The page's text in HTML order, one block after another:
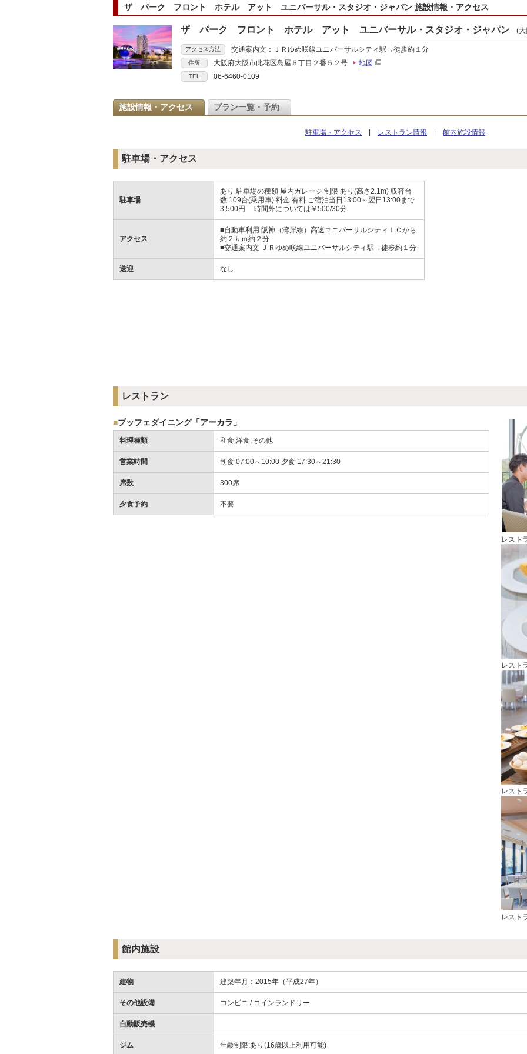
ザ パーク フロント ホテル アット ユニバーサル・スタジオ・ジャパン 施設情報・アクセス
ザ パーク フロント ホテル アット ユニバーサル・スタジオ・ジャパン (
アクセス方法 交通案内文：ＪＲゆめ咲線ユニバーサルシティ駅→徒歩約１分
住所 大阪府大阪市此花区島屋６丁目２番５２号 地図
TEL 06-6460-0109
施設情報・アクセス プラン一覧・予約
駐車場・アクセス レストラン情報 館内施設情報
駐車場・アクセス
駐車場
あり 駐車場の種類 屋内ガレージ 制限 あり(高さ2.1m) 収容台
数 109台(乗用車) 料金 有料 ご宿泊当日13:00～翌日13:00まで
3,500円 時間外については￥500/30分
アクセス
■自動車利用 阪神（湾岸線）高速ユニバーサルシティＩＣから
約２ｋｍ約２分
■交通案内文 ＪＲゆめ咲線ユニバーサルシティ駅→徒歩約１分
送迎 なし
レストラン
■ブッフェダイニング「アーカラ」
料理種類 和食,洋食,その他
営業時間 朝食 07:00～10:00 夕食 17:30～21:30
席数 300席
夕食予約 不要
レスト
レスト
レスト
レスト
館内施設
建物 建築年月：2015年（平成27年）
その他設備 コンビニ /コインランドリー
自動販売機
ジム 年齢制限:あり(16歳以上利用可能)